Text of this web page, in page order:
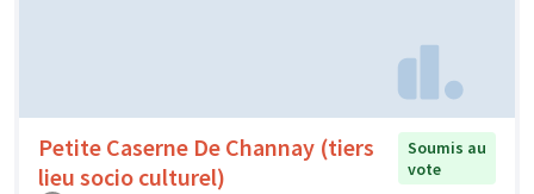
Petite Caserne De Channay (tiers
lieu socio culturel)
Soumis au
vote